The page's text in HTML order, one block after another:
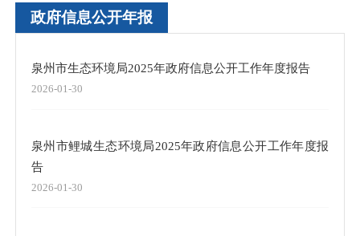
政府信息公开年报
泉州市生态环境局2025年政府信息公开工作年度报告
2026-01-30
泉州市鲤城生态环境局2025年政府信息公开工作年度报
告
2026-01-30